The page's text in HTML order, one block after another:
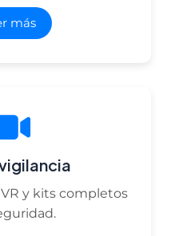
más
y kits completos